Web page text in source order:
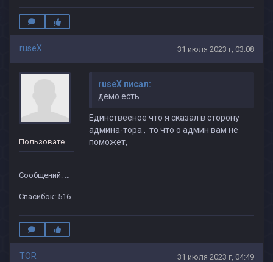
ruseX 31 июля 2023 г, 03:08
Пользователь
Сообщений: 151
Спасибок: 516
ruseX писал:
демо есть
Единствееное что я сказал в сторону
админа-тора , то что о админ вам не
поможет,
TOR 31 июля 2023 г, 04:49